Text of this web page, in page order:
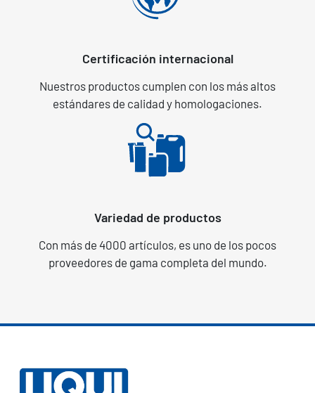
Certificación internacional
Nuestros productos cumplen con los más altos
estándares de calidad y homologaciones.
Variedad de productos
Con más de 4000 artículos, es uno de los pocos
proveedores de gama completa del mundo.